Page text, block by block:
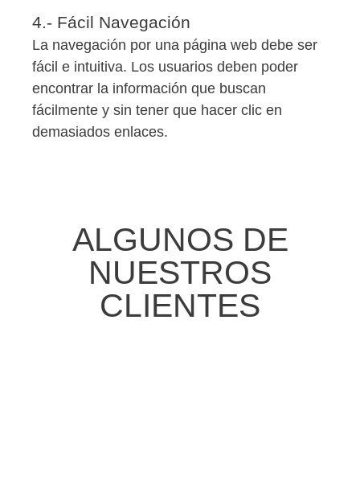
4.- Fácil Navegación
La navegación por una página web debe ser
fácil e intuitiva. Los usuarios deben poder
encontrar la información que buscan
fácilmente y sin tener que hacer clic en
demasiados enlaces.
ALGUNOS DE
NUESTROS
CLIENTES